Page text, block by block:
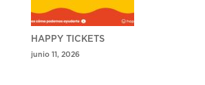
HAPPY TICKETS
junio 11, 2026